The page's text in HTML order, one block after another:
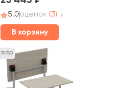
5.0оценок (3)
В корзину
39750